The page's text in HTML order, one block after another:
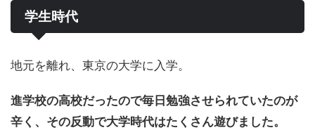
学生時代
地元を離れ、東京の大学に入学。
進学校の高校だったので毎日勉強させられていたのが
辛く、その反動で大学時代はたくさん遊びました。